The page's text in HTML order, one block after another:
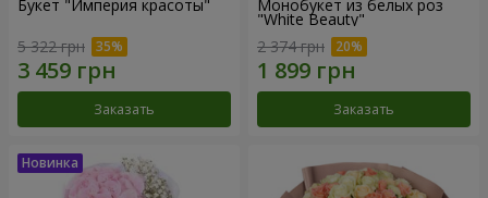
Букет "Империя красоты"
5 322 грн
Заказать
Монобукет из белых роз
"White Beauty"
2 374 грн
Заказать